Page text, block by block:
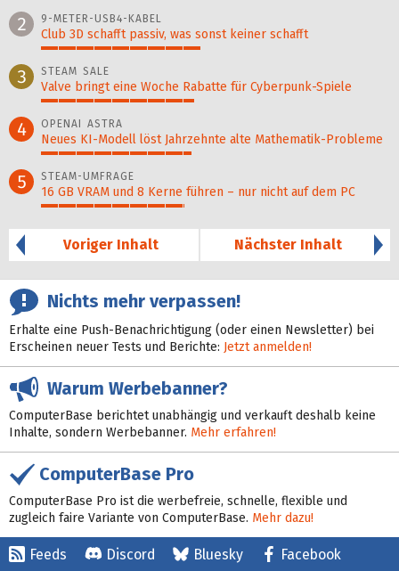
2 9-METER-USB4-KABEL
Club 3D schafft passiv, was sonst keiner schafft
3 STEAM SALE
Valve bringt eine Woche Rabatte für Cyberpunk-Spiele
4 OPENAI ASTRA
Neues KI-Modell löst Jahr­zehn­te alte Ma­thematik-Pro­ble­me
5 STEAM-UMFRAGE
16 GB VRAM und 8 Kerne führen – nur nicht auf dem PC
Voriger Inhalt
Nächster Inhalt
Nichts mehr verpassen!
Erhalte eine Push-Benachrichtigung (oder einen Newsletter) bei
Erscheinen neuer Tests und Berichte: Jetzt anmelden!
Warum Werbebanner?
ComputerBase berichtet unabhängig und verkauft deshalb keine
Inhalte, sondern Werbebanner. Mehr erfahren!
ComputerBase Pro
ComputerBase Pro ist die werbefreie, schnelle, flexible und
zugleich faire Variante von ComputerBase. Mehr dazu!
Feeds Discord Bluesky Facebook